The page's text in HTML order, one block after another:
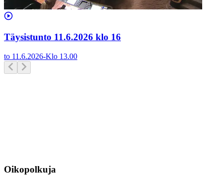
Täysistunto 11.6.2026 klo 16
to 11.6.2026-Klo 13.00
Oikopolkuja